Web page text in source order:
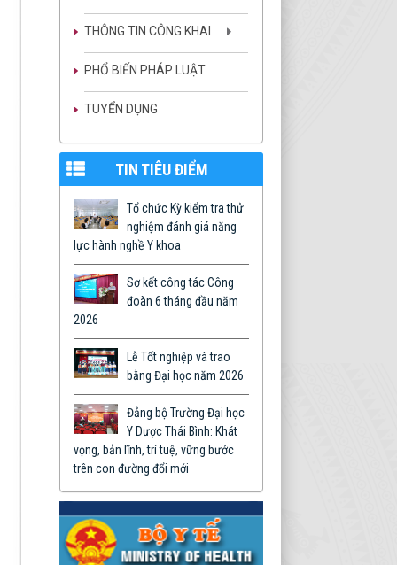
THÔNG TIN CÔNG KHAI
PHỔ BIẾN PHÁP LUẬT
TUYỂN DỤNG
TIN TIÊU ĐIỂM
Tổ chức Kỳ kiểm tra thử
nghiệm đánh giá năng
lực hành nghề Y khoa
Sơ kết công tác Công
đoàn 6 tháng đầu năm
2026
Lễ Tốt nghiệp và trao
bằng Đại học năm 2026
Đảng bộ Trường Đại học
Y Dược Thái Bình: Khát
vọng, bản lĩnh, trí tuệ, vững bước
trên con đường đổi mới